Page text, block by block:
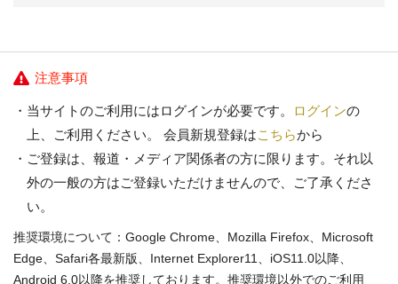
注意事項
当サイトのご利用にはログインが必要です。 ログインの
上、ご利用ください。 会員新規登録はこちらから
ご登録は、報道・メディア関係者の方に限ります。それ以
外の一般の方はご登録いただけませんので、ご了承くださ
い。
推奨環境について：Google Chrome、Mozilla Firefox、Microsoft
Edge、Safari各最新版、Internet Explorer11、iOS11.0以降、
Android 6.0以降を推奨しております。推奨環境以外でのご利用